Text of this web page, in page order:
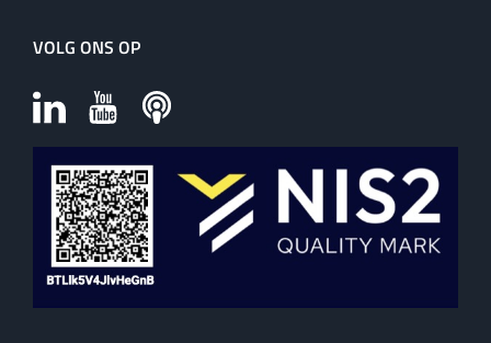
VOLG ONS OP